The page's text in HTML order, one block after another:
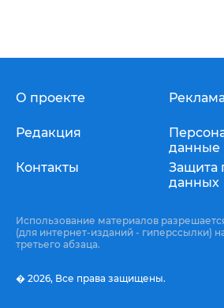
О проекте
Редакция
Контакты
данные
Защита
данных
Использование материалов
(для интернет-изданий - гиперссылки)
третьего абзаца.
� 2026, Все права защищены.